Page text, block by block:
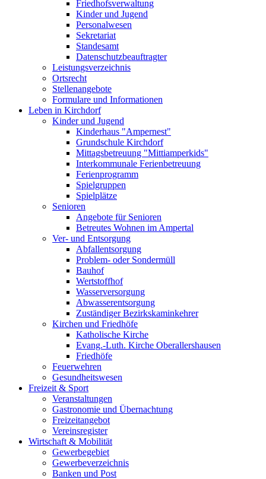
Friedhofsverwaltung
Kinder und Jugend
Personalwesen
Sekretariat
Standesamt
Datenschutzbeauftragter
Leistungsverzeichnis
Ortsrecht
Stellenangebote
Formulare und Informationen
Leben in Kirchdorf
Kinder und Jugend
Kinderhaus "Ampernest"
Grundschule Kirchdorf
Mittagsbetreuung "Mittiamperkids"
Interkommunale Ferienbetreuung
Ferienprogramm
Spielgruppen
Spielplätze
Senioren
Angebote für Senioren
Betreutes Wohnen im Ampertal
Ver- und Entsorgung
Abfallentsorgung
Problem- oder Sondermüll
Bauhof
Wertstoffhof
Wasserversorgung
Abwasserentsorgung
Zuständiger Bezirkskaminkehrer
Kirchen und Friedhöfe
Katholische Kirche
Evang.-Luth. Kirche Oberallershausen
Friedhöfe
Feuerwehren
Gesundheitswesen
Freizeit & Sport
Veranstaltungen
Gastronomie und Übernachtung
Freizeitangebot
Vereinsregister
Wirtschaft & Mobilität
Gewerbegebiet
Gewerbeverzeichnis
Banken und Post